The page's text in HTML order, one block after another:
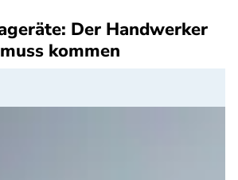
Der Handwerker
muss kommen